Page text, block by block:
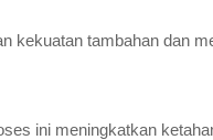
tambahan dan
ini meningkatkan